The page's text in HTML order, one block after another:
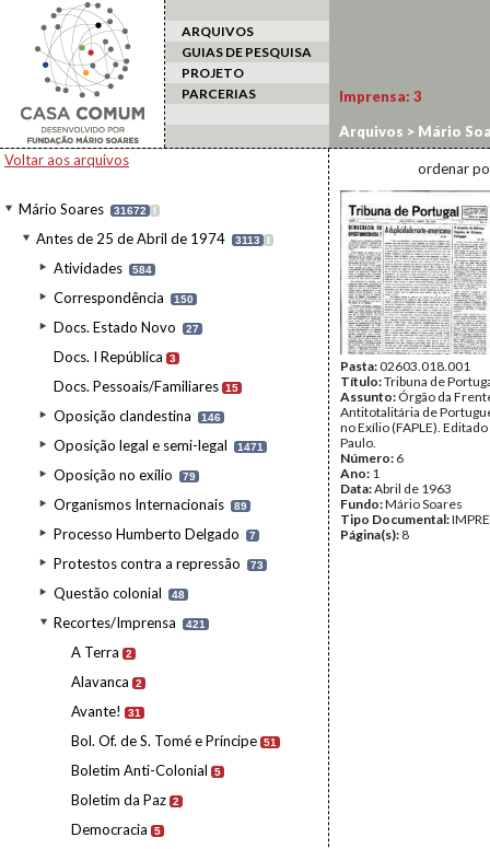
ARQUIVOS
GUIAS DE PESQUISA
PROJETO
PARCERIAS
Voltar aos arquivos
Mário Soares 31672 I
Antes de 25 de Abril de 1974 3113 I
Atividades 584
Correspondência 150
Docs. Estado Novo 27
Docs. I República 3
Docs. Pessoais/Familiares 15
Oposição clandestina 146
Oposição legal e semi-legal 1471
Oposição no exílio 79
Organismos Internacionais 89
Processo Humberto Delgado 7
Protestos contra a repressão 73
Questão colonial 48
Recortes/Imprensa 421
A Terra 2
Alavanca 2
Avante! 31
Bol. Of. de S. Tomé e Príncipe 51
Boletim Anti-Colonial 5
Boletim da Paz 2
Democracia 5
Imprensa: 3
Arquivos > Mário
ordenar
Pasta:02603.018.001
Título:Tribuna de
Assunto: Órgão da
Antitotalitária de
no Exílio (FAPLE). Editado
Paulo.
Número: 6
Ano: 1
Data:Abril de 1963
Fundo:Mário Soares
Tipo Documental:
Página(s): 8